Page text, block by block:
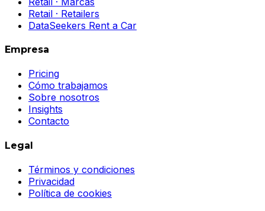
Retail · Retailers
DataSeekers Rent a Car
Empresa
Pricing
Cómo trabajamos
Sobre nosotros
Insights
Contacto
Legal
Términos y condiciones
Privacidad
Política de cookies